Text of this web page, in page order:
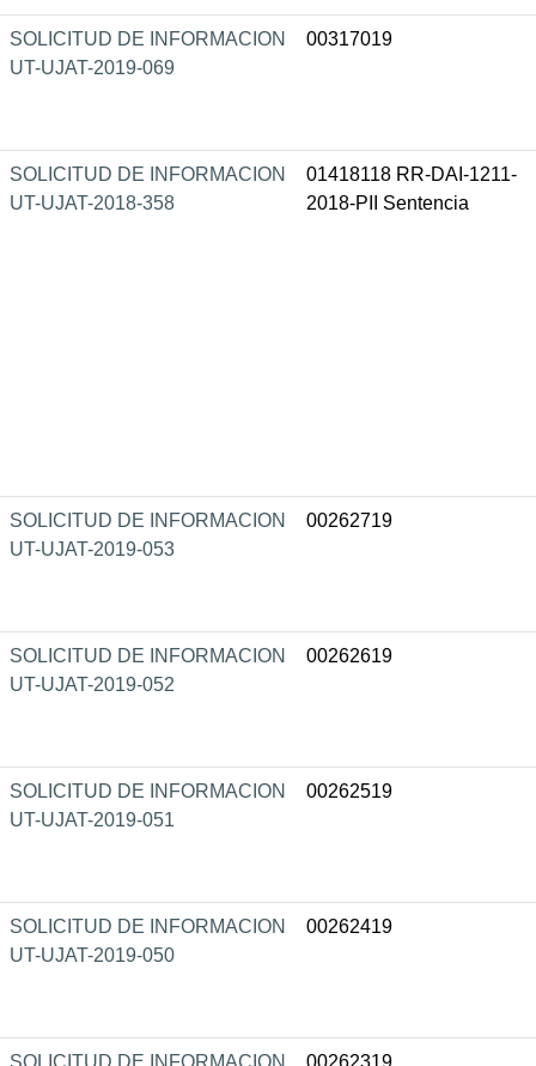
SOLICITUD DE INFORMACION
UT-UJAT-2019-069
00317019
SOLICITUD DE INFORMACION
UT-UJAT-2018-358
01418118 RR-DAI-1211-
2018-PII Sentencia
SOLICITUD DE INFORMACION
UT-UJAT-2019-053
00262719
SOLICITUD DE INFORMACION
UT-UJAT-2019-052
00262619
SOLICITUD DE INFORMACION
UT-UJAT-2019-051
00262519
SOLICITUD DE INFORMACION
UT-UJAT-2019-050
00262419
SOLICITUD DE INFORMACION 00262319